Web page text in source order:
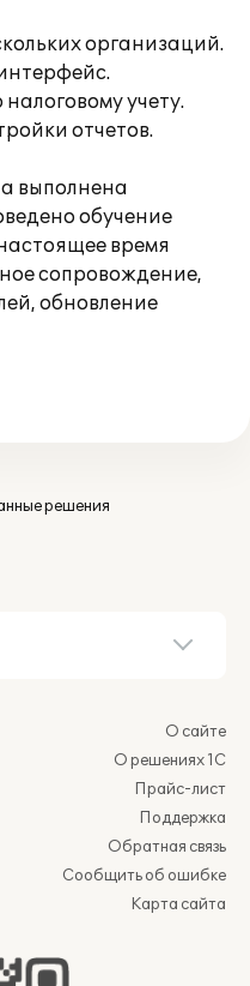
организаций.
учету.
отчетов.
выполнена
обучение
время
сопровождение,
обновление
решения
О сайте
О решениях 1С
Прайс-лист
Поддержка
Обратная связь
Сообщить об ошибке
Карта сайта